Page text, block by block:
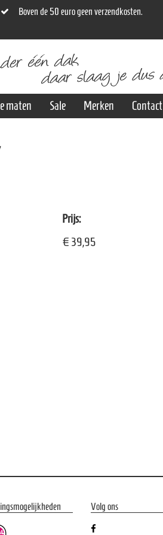
Boven de 50 euro geen verzendkosten.
maten Sale Merken Contact
Prijs:
€ 39,95
Volg ons